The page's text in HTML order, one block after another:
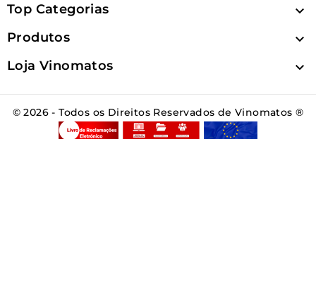
Top Categorias 
Produtos 
Loja Vinomatos 
© 2026 - Todos os Direitos Reservados de Vinomatos ®